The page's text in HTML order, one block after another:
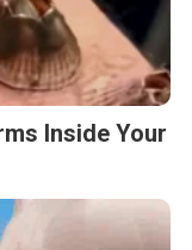
Inside Your